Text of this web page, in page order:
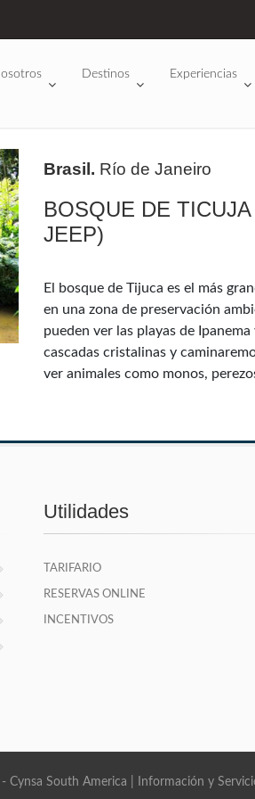
Destinos Experiencias
Brasil. Río de Janeiro
BOSQUE DE
JEEP)
El bosque de Tijuca es el más
en una zona de preservación
pueden ver las playas de
cascadas cristalinas y
ver animales como monos,
Utilidades
TARIFARIO
RESERVAS ONLINE
INCENTIVOS
Cynsa South America | Información y